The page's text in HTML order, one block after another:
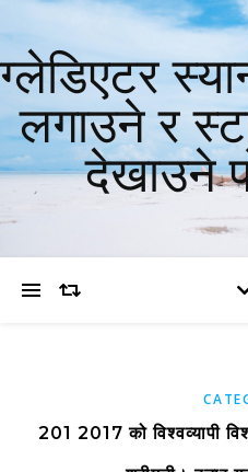
ग्लेडिएटर
लगाउने र
देखाउने
201 2017 को विश्वव्यापी